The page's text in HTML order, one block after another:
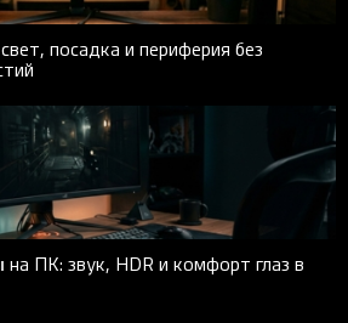
посадка и периферия без
ПК: звук, HDR и комфорт глаз в